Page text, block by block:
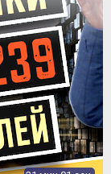
63-198 м